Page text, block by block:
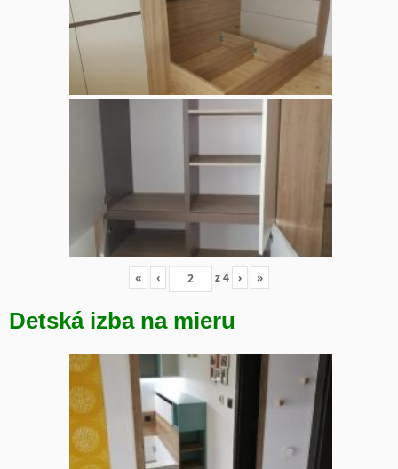
« ‹ z4 › »
Detská izba na mieru